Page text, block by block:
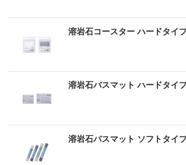
溶岩石コースター ハードタイ
溶岩石バスマット ハードタイ
溶岩石バスマット ソフトタイ